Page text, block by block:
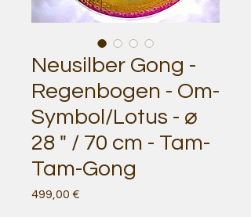
Neusilber Gong -
Regenbogen - Om-
Symbol/Lotus - ⌀
28 " / 70 cm - Tam-
Tam-Gong
499,00 €